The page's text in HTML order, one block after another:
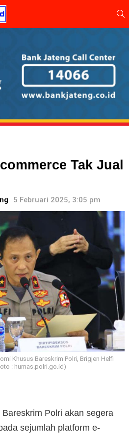
Tak Jual
5 Februari 2025, 3:05 pm
Khusus Bareskrim Polri, Brigjen Helfi
: humas.polri.go.id)
Bareskrim Polri akan segera
sejumlah platform e-